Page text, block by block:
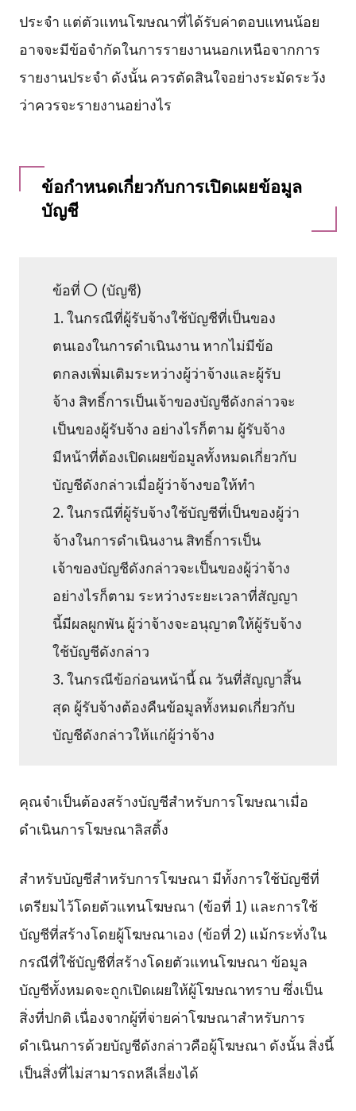
ประจำ แต่ตัวแทนโฆษณาที่ได้รับค่าตอบแทนน้อย
อาจจะมีข้อจำกัดในการรายงานนอกเหนือจากการ
รายงานประจำ ดังนั้น ควรตัดสินใจอย่างระมัดระวัง
ว่าควรจะรายงานอย่างไร
ข้อกำหนดเกี่ยวกับการเปิดเผยข้อมูล
บัญชี
ข้อที่ 〇 (บัญชี)
1. ในกรณีที่ผู้รับจ้างใช้บัญชีที่เป็นของ
ตนเองในการดำเนินงาน หากไม่มีข้อ
ตกลงเพิ่มเติมระหว่างผู้ว่าจ้างและผู้รับ
จ้าง สิทธิ์การเป็นเจ้าของบัญชีดังกล่าวจะ
เป็นของผู้รับจ้าง อย่างไรก็ตาม ผู้รับจ้าง
มีหน้าที่ต้องเปิดเผยข้อมูลทั้งหมดเกี่ยวกับ
บัญชีดังกล่าวเมื่อผู้ว่าจ้างขอให้ทำ
2. ในกรณีที่ผู้รับจ้างใช้บัญชีที่เป็นของผู้ว่า
จ้างในการดำเนินงาน สิทธิ์การเป็น
เจ้าของบัญชีดังกล่าวจะเป็นของผู้ว่าจ้าง
อย่างไรก็ตาม ระหว่างระยะเวลาที่สัญญา
นี้มีผลผูกพัน ผู้ว่าจ้างจะอนุญาตให้ผู้รับจ้าง
ใช้บัญชีดังกล่าว
3. ในกรณีข้อก่อนหน้านี้ ณ วันที่สัญญาสิ้น
สุด ผู้รับจ้างต้องคืนข้อมูลทั้งหมดเกี่ยวกับ
บัญชีดังกล่าวให้แก่ผู้ว่าจ้าง
คุณจำเป็นต้องสร้างบัญชีสำหรับการโฆษณาเมื่อ
ดำเนินการโฆษณาลิสติ้ง
สำหรับบัญชีสำหรับการโฆษณา มีทั้งการใช้บัญชีที่
เตรียมไว้โดยตัวแทนโฆษณา (ข้อที่ 1) และการใช้
บัญชีที่สร้างโดยผู้โฆษณาเอง (ข้อที่ 2) แม้กระทั่งใน
กรณีที่ใช้บัญชีที่สร้างโดยตัวแทนโฆษณา ข้อมูล
บัญชีทั้งหมดจะถูกเปิดเผยให้ผู้โฆษณาทราบ ซึ่งเป็น
สิ่งที่ปกติ เนื่องจากผู้ที่จ่ายค่าโฆษณาสำหรับการ
ดำเนินการด้วยบัญชีดังกล่าวคือผู้โฆษณา ดังนั้น สิ่งนี้
เป็นสิ่งที่ไม่สามารถหลีเลี่ยงได้